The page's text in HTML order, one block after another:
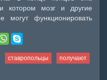
котором мозг и другие
могут функционировать
ставропольцы получают